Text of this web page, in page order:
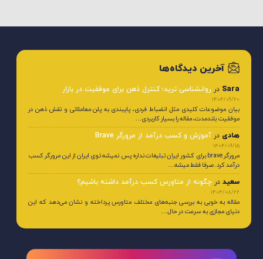
آخرین دیدگاه‌ها
Sara در روانشناسی ترید؛ کنترل ذهن برای موفقیت در بازار
1404/09/20
بیان موضوعات کلیدی مثل انضباط فردی، پایبندی به پلن معاملاتی و نقش ذهن در
موفقیت بلندمدت، مقاله را بسیار کاربردی…
هادی در آموزش و کسب درآمد از مرورگر Brave
1404/09/15
مرورگر brave برای کشور ایران تبلیغات نداره پس نمیشه توی ایران از این مرورگر کسب
درآمد کرد. صرفا فقط میشه…
سعید در چگونه از متاورس کسب درآمد داشته باشیم؟
1404/08/22
مقاله به خوبی به بررسی جنبه‌های مختلف متاورس پرداخته و نشان می‌دهد که این
دنیای مجازی به سرعت در حال…